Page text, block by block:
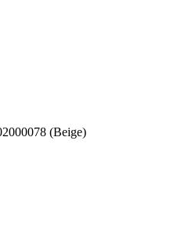
(Beige)